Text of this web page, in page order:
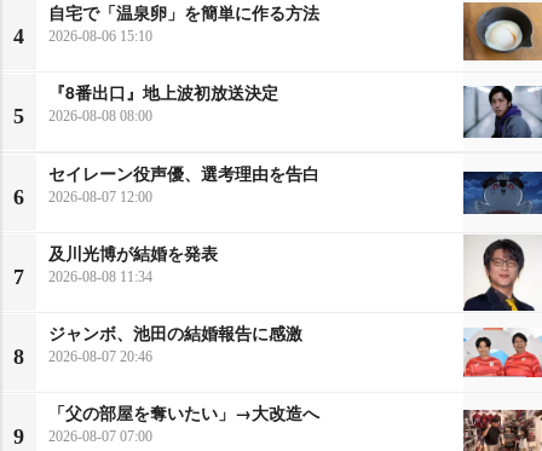
4
自宅で「温泉卵」を簡単に作る方法
2026-08-06 15:10
5
『8番出口』地上波初放送決定
2026-08-08 08:00
6
セイレーン役声優、選考理由を告白
2026-08-07 12:00
7
及川光博が結婚を発表
2026-08-08 11:34
8
ジャンボ、池田の結婚報告に感激
2026-08-07 20:46
9
「父の部屋を奪いたい」→大改造へ
2026-08-07 07:00